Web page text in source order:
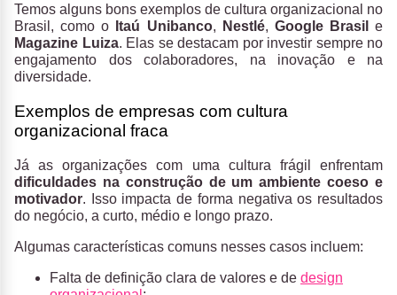
Temos alguns bons exemplos de cultura organizacional no
Brasil, como o
Itaú Unibanco, Nestlé, Google Brasil
e
Magazine Luiza. Elas se destacam por investir sempre no
engajamento dos colaboradores, na inovação e na
diversidade.
Exemplos de empresas com cultura
organizacional fraca
Já as organizações com uma cultura frágil enfrentam
dificuldades na construção de um ambiente coeso e
motivador. Isso impacta de forma negativa os resultados
do negócio, a curto, médio e longo prazo.
Algumas características comuns nesses casos incluem:
Falta de definição clara de valores e de design